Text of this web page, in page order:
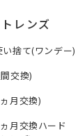
レンズ
い捨て(ワンデー)
交換)
月交換)
月交換ハード